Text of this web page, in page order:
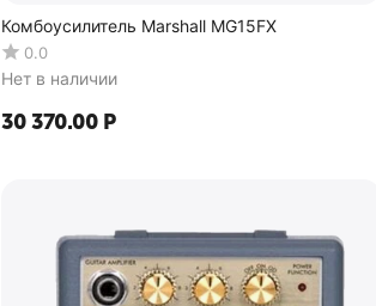
Комбоусилитель Marshall MG15FX
0.0
Нет в наличии
30 370.00 Р